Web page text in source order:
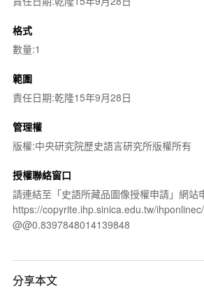
格式
數量:1
範圍
責任日期:乾隆15年9月28日
管理權
版權:中央研究院歷史語言研究所版權所有
授權聯絡窗口
請連結至「史語所藏品圖像授權申請」網站
https://copyrite.ihp.sinica.edu.tw/
@@0.8397848014139848
分享本文